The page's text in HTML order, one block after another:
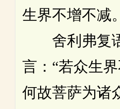
生界不增不减
舍利弗复语
言：“若众生界
何故菩萨为诸